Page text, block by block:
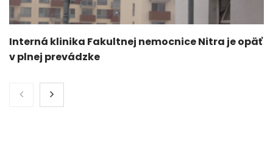
Interná klinika Fakultnej nemocnice Nitra je opäť
v plnej prevádzke